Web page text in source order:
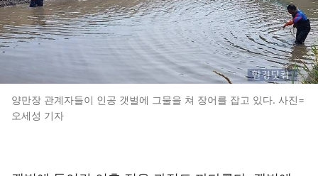
양만장 관계자들이 인공 갯벌에 그물을 쳐 장어를 잡고 있다. 사진=
오세성 기자